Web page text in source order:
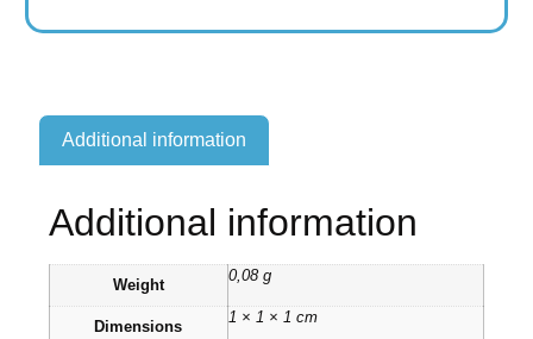
Additional information
Additional information
Weight
0,08 g
Dimensions
1 × 1 × 1 cm